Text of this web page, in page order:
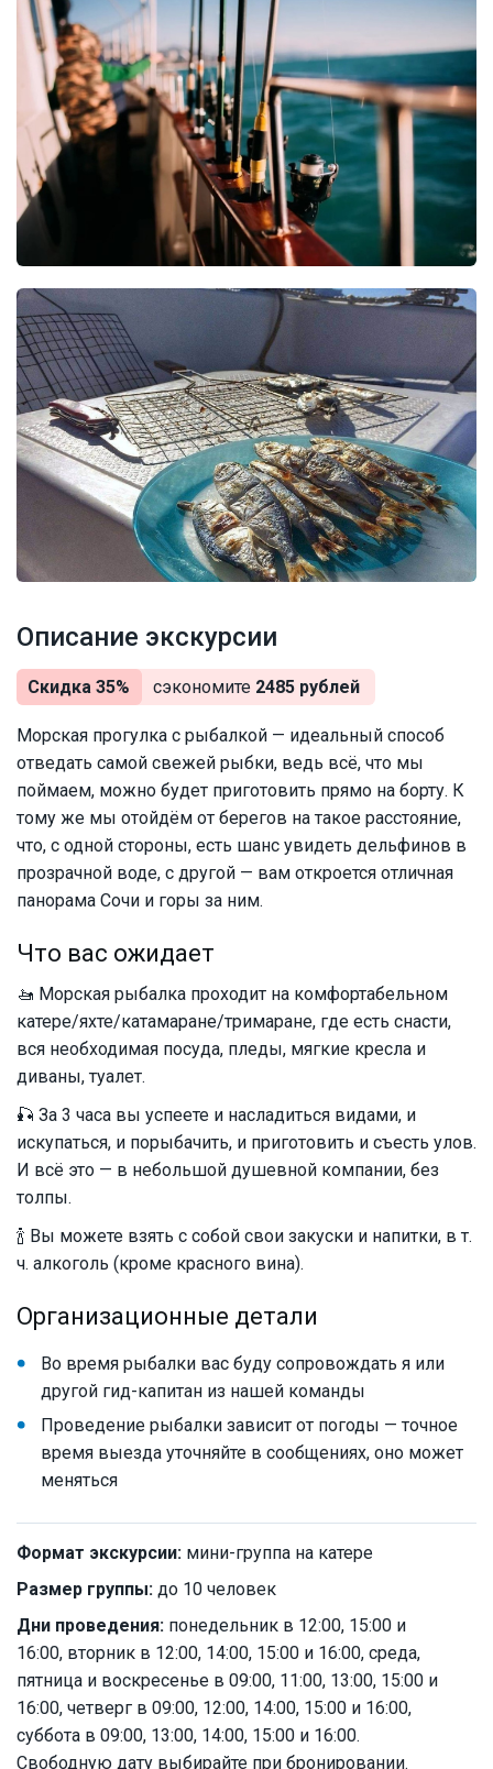
Описание экскурсии
Скидка 35% сэкономите 2485 рублей
Морская прогулка с рыбалкой — идеальный способ
отведать самой свежей рыбки, ведь всё, что мы
поймаем, можно будет приготовить прямо на борту. К
тому же мы отойдём от берегов на такое расстояние,
что, с одной стороны, есть шанс увидеть дельфинов в
прозрачной воде, с другой — вам откроется отличная
панорама Сочи и горы за ним.
Что вас ожидает
🚤 Морская рыбалка проходит на комфортабельном
катере/яхте/катамаране/тримаране, где есть снасти,
вся необходимая посуда, пледы, мягкие кресла и
диваны, туалет.
🎣 За 3 часа вы успеете и насладиться видами, и
искупаться, и порыбачить, и приготовить и съесть улов.
И всё это — в небольшой душевной компании, без
толпы.
🍾 Вы можете взять с собой свои закуски и напитки, в т.
ч. алкоголь (кроме красного вина).
Организационные детали
Во время рыбалки вас буду сопровождать я или
другой гид-капитан из нашей команды
Проведение рыбалки зависит от погоды — точное
время выезда уточняйте в сообщениях, оно может
меняться
Формат экскурсии: мини-группа на катере
Размер группы: до 10 человек
Дни проведения: понедельник в 12:00, 15:00 и
16:00, вторник в 12:00, 14:00, 15:00 и 16:00, среда,
пятница и воскресенье в 09:00, 11:00, 13:00, 15:00 и
16:00, четверг в 09:00, 12:00, 14:00, 15:00 и 16:00,
суббота в 09:00, 13:00, 14:00, 15:00 и 16:00.
Свободную дату выбирайте при бронировании.